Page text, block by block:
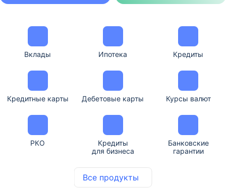
Все продукты
Вклады Ипотека Кредиты
Кредитные карты Дебетовые карты Курсы валют
РКО
Кредиты
для бизнеса
Банковские
гарантии